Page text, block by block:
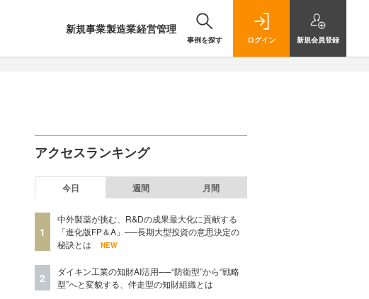
新規事業製造業経営管理
事例を探す ログイン 新規会員登録
アクセスランキング
今日 週間 月間
1
中外製薬が挑む、R&Dの成果最大化に貢献する
「進化版FP＆A」──長期大型投資の意思決定の
秘訣とは
NEW
2
ダイキン工業の知財AI活用──“防衛型”から“戦略
型”へと変貌する、伴走型の知財組織とは